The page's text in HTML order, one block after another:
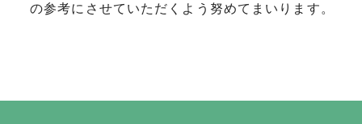
の参考にさせていただくよう努めてまいります。